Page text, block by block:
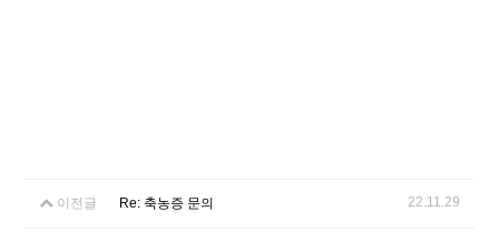
이전글 Re: 축농증 문의 22.11.29